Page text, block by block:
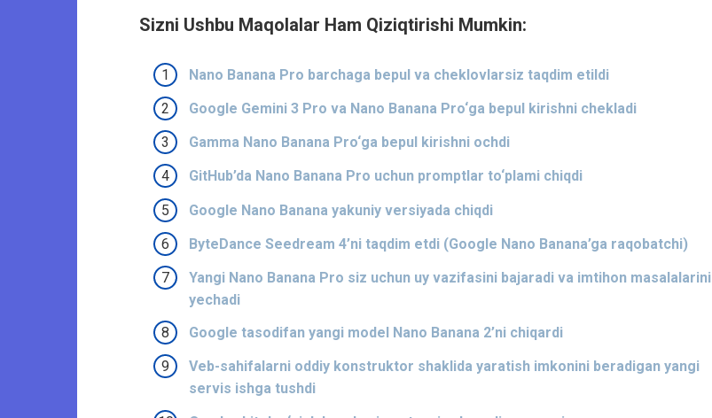
Sizni Ushbu Maqolalar Ham Qiziqtirishi Mumkin:
Nano Banana Pro barchaga bepul va cheklovlarsiz taqdim etildi
Google Gemini 3 Pro va Nano Banana Pro‘ga bepul kirishni chekladi
Gamma Nano Banana Pro‘ga bepul kirishni ochdi
GitHub’da Nano Banana Pro uchun promptlar to‘plami chiqdi
Google Nano Banana yakuniy versiyada chiqdi
ByteDance Seedream 4’ni taqdim etdi (Google Nano Banana’ga raqobatchi)
Yangi Nano Banana Pro siz uchun uy vazifasini bajaradi va imtihon masalalarini
yechadi
Google tasodifan yangi model Nano Banana 2’ni chiqardi
Veb-sahifalarni oddiy konstruktor shaklida yaratish imkonini beradigan yangi
servis ishga tushdi